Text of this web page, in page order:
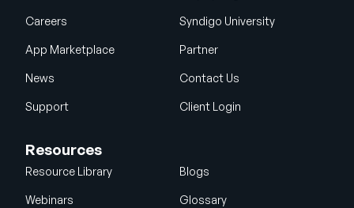
Careers Syndigo University
App Marketplace Partner
News Contact Us
Support Client Login
Resources
Resource Library Blogs
Webinars Glossary